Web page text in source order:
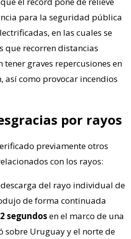
para la seguridad pública
en las cuales se
que recorren distancias
tener graves repercusiones en
así como provocar incendios
por rayos
previamente otros
con los rayos:
del rayo individual de
de forma continuada
segundosen el marco de una
sobre Uruguay y el norte de